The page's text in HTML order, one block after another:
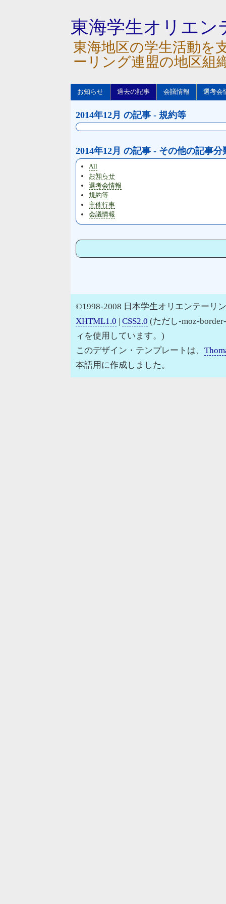
東海学生オリエン
東海地区の学生活動を
ーリング連盟の地区組
お知らせ 過去の記事 会議情報 選考会
2014年12月 の記事 - 規約等
2014年12月 の記事 - その他の記事分
All
お知らせ
選考会情報
規約等
主催行事
会議情報
©1998-2008 日本学生オリエンテーリ
XHTML1.0 | CSS2.0 (ただし-moz-
ィを使用しています。)
このデザイン・テンプレートは、
本語用に作成しました。